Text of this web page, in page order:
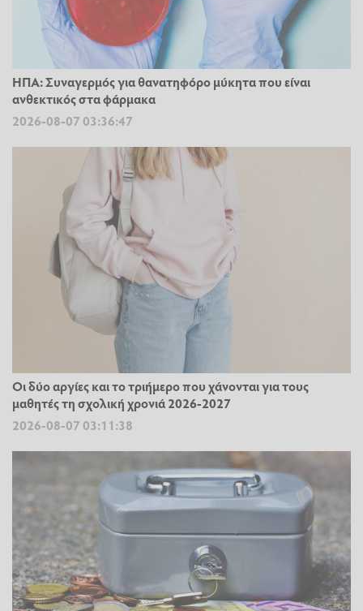
ΗΠΑ: Συναγερμός για θανατηφόρο μύκητα που είναι
ανθεκτικός στα φάρμακα
2026-08-07 03:36:47
Οι δύο αργίες και το τριήμερο που χάνονται για τους
μαθητές τη σχολική χρονιά 2026-2027
2026-08-07 03:11:38